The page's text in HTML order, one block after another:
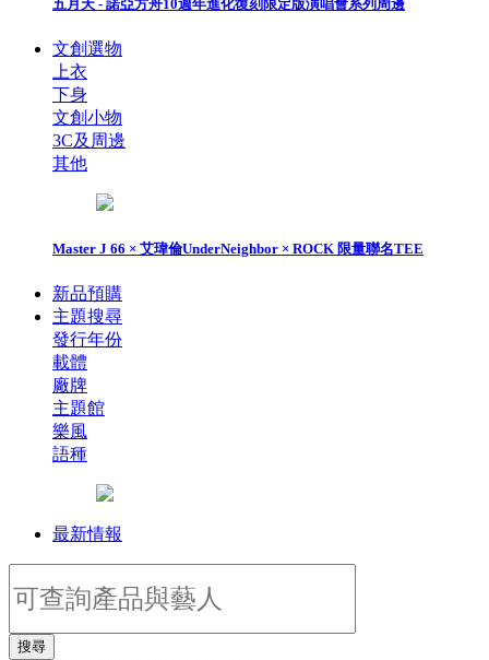
五月天 - 諾亞方舟10週年進化復刻限定版演唱會系列周邊
文創選物
上衣
下身
文創小物
3C及周邊
其他
Master J 66 × 艾瑋倫UnderNeighbor × ROCK 限量聯名TEE
新品預購
主題搜尋
發行年份
載體
廠牌
主題館
樂風
語種
最新情報
搜尋